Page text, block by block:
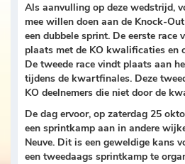
Als aanvulling op deze wedstrijd,
mee willen doen aan de Knock-
een dubbele sprint. De eerste
plaats met de KO kwalificaties en
De tweede race vindt plaats aan
tijdens de kwartfinales. Deze
KO deelnemers die niet door de
De dag ervoor, op zaterdag 25
een sprintkamp aan in andere
Neuve. Dit is een geweldige kans
een tweedaags sprintkamp te